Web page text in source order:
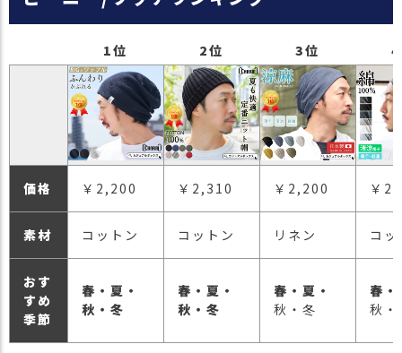
1位 2位 3位
価格 ￥2,200 ￥2,310 ￥2,200 ￥
素材 コットン コットン リネン コ
おす
すめ
季節
春・夏・
秋・冬
春・夏・
秋・冬
春・夏・
秋・冬
春・
秋・